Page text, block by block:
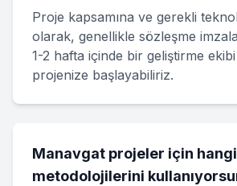
Proje kapsamına ve gerekli
olarak, genellikle sözleşme
1-2 hafta içinde bir geliştirme
projenize başlayabiliriz.
Manavgat projeler için
metodolojilerini